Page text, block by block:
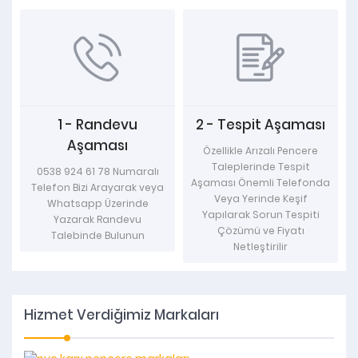
1 - Randevu
Aşaması
0538 924 61 78 Numaralı
Telefon Bizi Arayarak veya
Whatsapp Üzerinde
Yazarak Randevu
Talebinde Bulunun
2 - Tespit Aşaması
Özellikle Arızalı Pencere
Taleplerinde Tespit
Aşaması Önemli Telefonda
Veya Yerinde Keşif
Yapılarak Sorun Tespiti
Çözümü ve Fiyatı
Netleştirilir
Hizmet Verdiğimiz Markaları